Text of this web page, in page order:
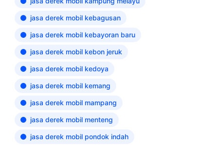
jasa derek mobil kebagusan
jasa derek mobil kebayoran baru
jasa derek mobil kebon jeruk
jasa derek mobil kedoya
jasa derek mobil kemang
jasa derek mobil mampang
jasa derek mobil menteng
jasa derek mobil pondok indah